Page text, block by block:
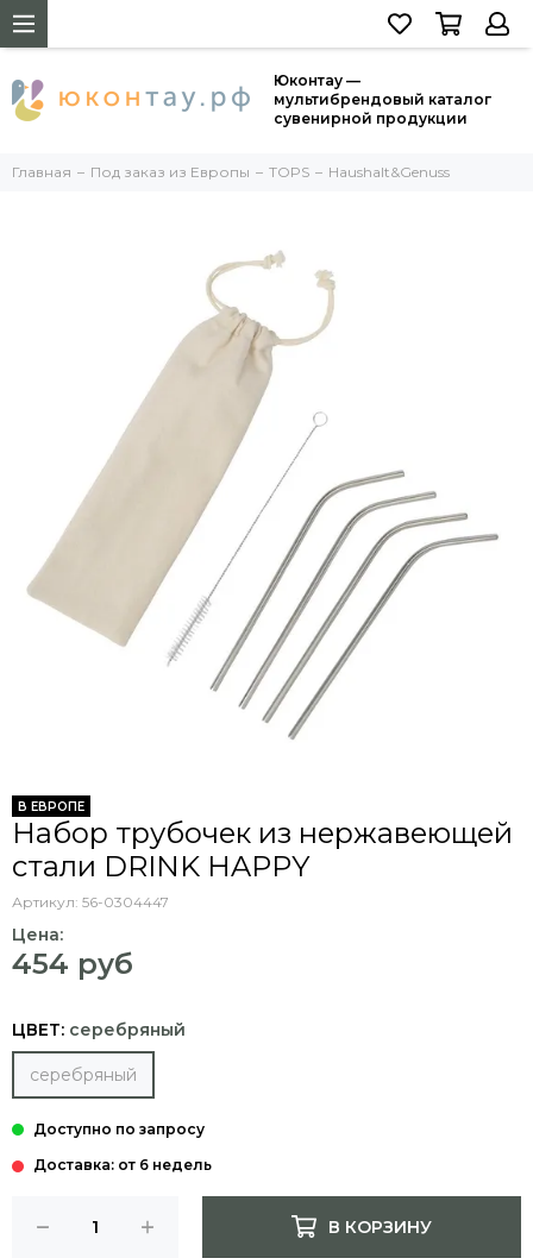
Юконтау —
мультибрендовый каталог
сувенирной продукции
Главная Под заказ из Европы TOPS Haushalt&Genuss
В ЕВРОПЕ
Набор трубочек из нержавеющей
стали DRINK HAPPY
Артикул: 56-0304447
Цена:
454 руб
ЦВЕТ: серебряный
серебряный
Доставка: от 6 недель
В КОРЗИНУ